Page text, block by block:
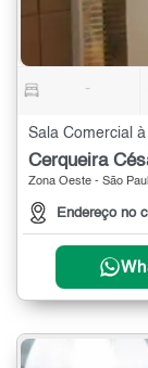
-
Sala Comercial
Cerqueira
Zona Oeste - São
Endereço no